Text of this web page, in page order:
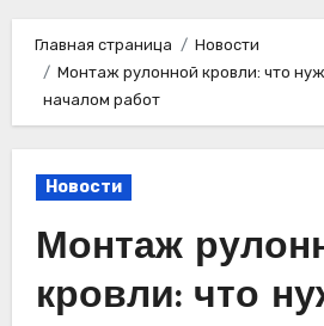
Главная страница
Новости
Монтаж рулонной кровли: что
началом работ
Новости
Монтаж
кровли: что